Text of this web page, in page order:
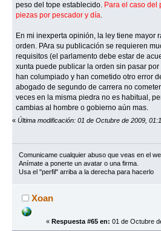
peso del tope establecido. Para el caso del
piezas por pescador y día.
En mi inexperta opinión, la ley tiene mayor
orden. PAra su publicación se requieren
requisitos (el parlamento debe estar de
xunta puede publicar la orden sin pasar
han columpiado y han cometido otro error
abogado de segundo de carrera no
veces en la misma piedra no es habitual,
cambias al hombre o gobierno aún mas.
« Última modificación: 01 de Octubre de 2009,
Comunicame cualquier abuso que veas en el
Anímate a ponerte un avatar o una firma.
Usa el "perfil" arriba a la derecha para hacerlo
Xoan
« Respuesta #65 en: 01 de Octubre